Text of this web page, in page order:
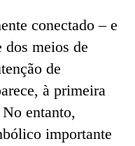
conectado – e
meios de
de
à primeira
entanto,
importante